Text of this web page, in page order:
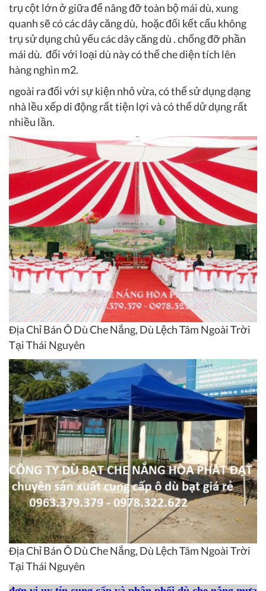
trụ cột lớn ở giữa để nâng đỡ toàn bộ mái dù, xung
quanh sẽ có các dây căng dù, hoặc đối kết cấu không
trụ sử dụng chủ yếu các dây căng dù . chống đỡ phần
mái dù. đối với loại dù này có thể che diện tích lên
hàng nghìn m2.
ngoài ra đối với sự kiện nhỏ vừa, có thể sử dụng dạng
nhà lều xếp di động rất tiện lợi và có thể dử dụng rất
nhiều lần.
Địa Chỉ Bán Ô Dù Che Nắng, Dù Lệch Tâm Ngoài Trời
Tại Thái Nguyên
Địa Chỉ Bán Ô Dù Che Nắng, Dù Lệch Tâm Ngoài Trời
Tại Thái Nguyên